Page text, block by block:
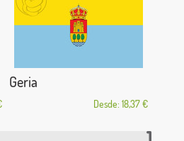
Geria
Desde: 18,37 €